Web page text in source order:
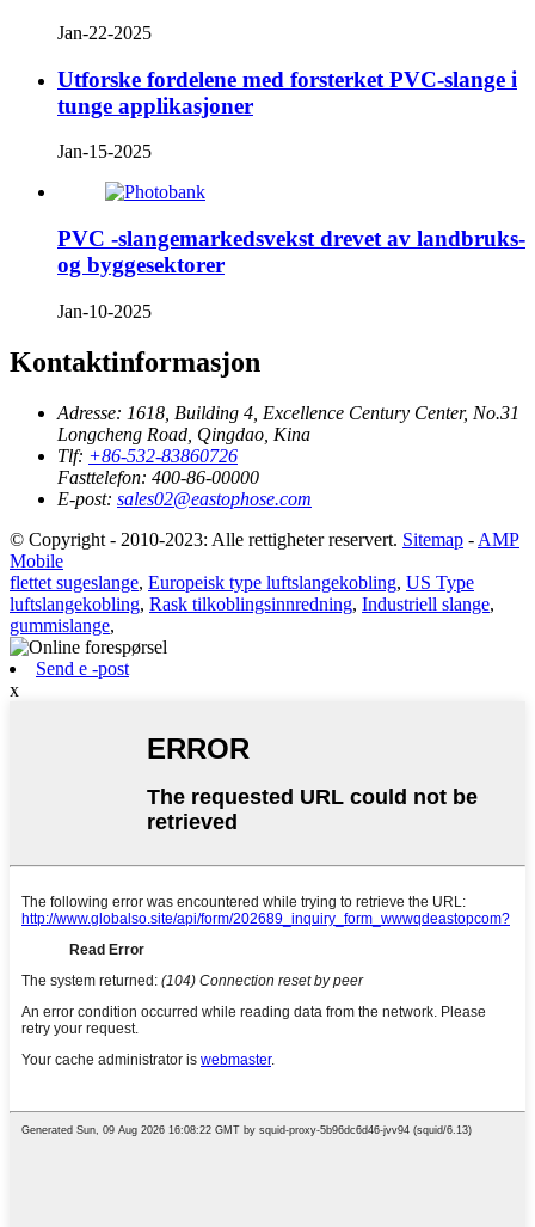
Jan-22-2025
Utforske fordelene med forsterket PVC-slange i
tunge applikasjoner
Jan-15-2025
PVC -slangemarkedsvekst drevet av landbruks-
og byggesektorer
Jan-10-2025
Kontaktinformasjon
Adresse: 1618, Building 4, Excellence Century Center, No.31
Longcheng Road, Qingdao, Kina
Tlf: +86-532-83860726
Fasttelefon: 400-86-00000
E-post: sales02@eastophose.com
© Copyright - 2010-2023: Alle rettigheter reservert. Sitemap - AMP
Mobile
flettet sugeslange, Europeisk type luftslangekobling, US Type
luftslangekobling, Rask tilkoblingsinnredning, Industriell slange,
gummislange,
Send e -post
x